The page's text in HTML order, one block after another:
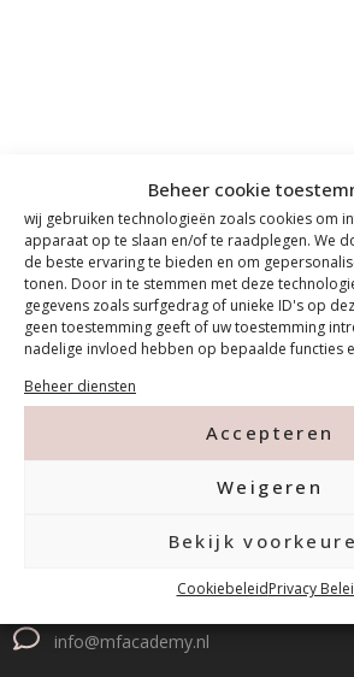
Beheer cookie
wij gebruiken technologieën zoals cookies om
apparaat op te slaan en/of te raadplegen. We
de beste ervaring te bieden en om
tonen. Door in te stemmen met deze
gegevens zoals surfgedrag of unieke ID's op
geen toestemming geeft of uw toestemming
nadelige invloed hebben op bepaalde functies
Beheer diensten
Accepteren
Weigeren
Bekijk
CookiebeleidPrivacy
info@mfacademy.nl